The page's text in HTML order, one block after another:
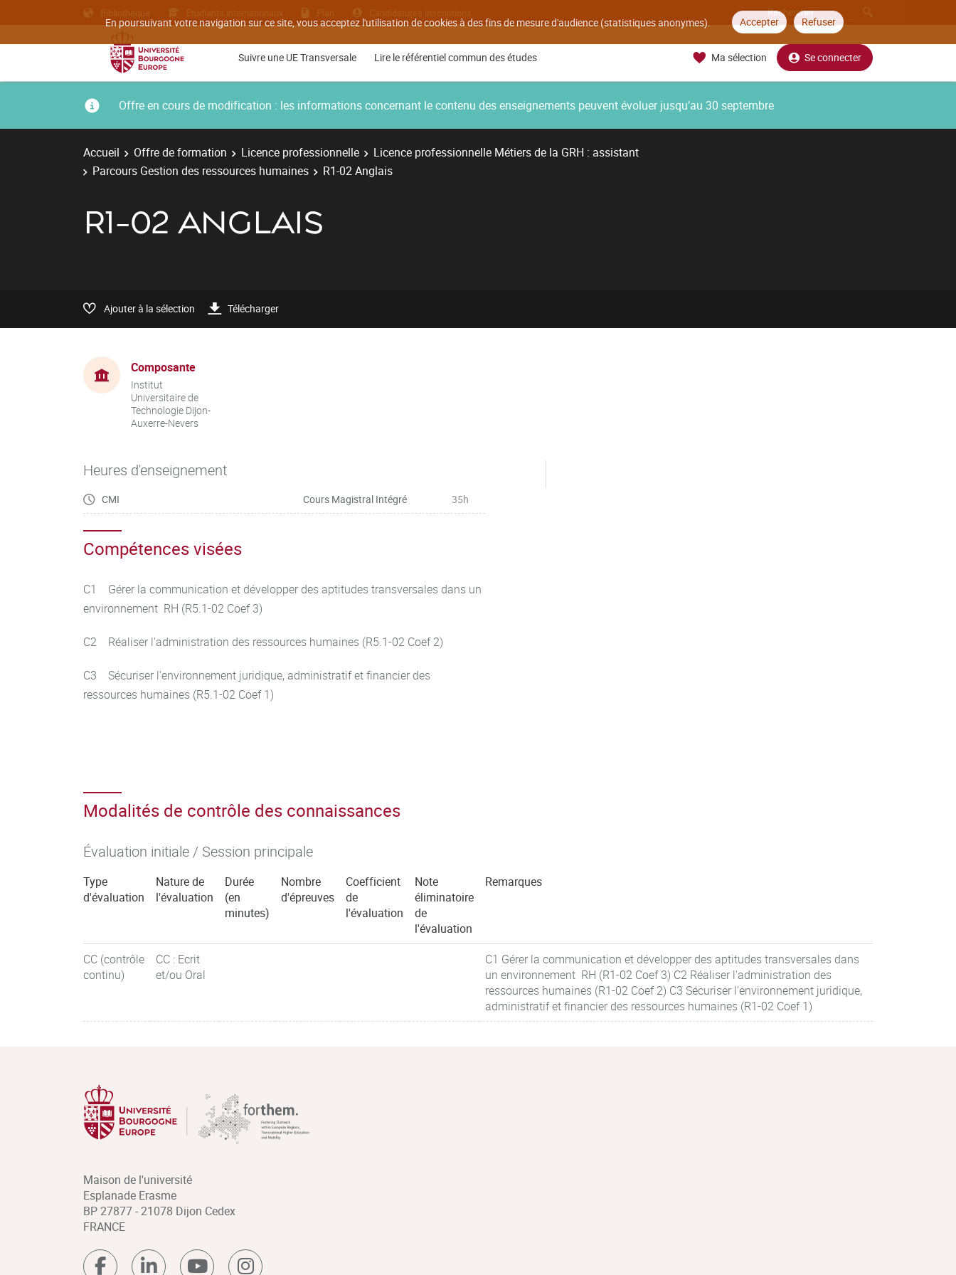
En poursuivant votre navigation sur ce site, vous acceptez l'utilisation de cookies à des fins de mesure d'audience (statistiques anonymes). Accepter Refuser
Bibliothèque Etudiants internationaux Plan Candidatures inscriptions
Suivre une UE Transversale Lire le référentiel commun des études Ma sélection Se connecter
Offre en cours de modification : les informations concernant le contenu des enseignements peuvent évoluer jusqu’au 30 septembre
Accueil Offre de formation Licence professionnelle
Licence professionnelle Métiers de la GRH : assistant
Parcours Gestion des ressources humaines
R1-02 Anglais
R1-02 ANGLAIS
Ajouter à la sélection Télécharger
Composante
Institut
Universitaire de
Technologie Dijon-
Auxerre-Nevers
Heures d'enseignement
CMI Cours Magistral Intégré 35h
Compétences visées
C1 Gérer la communication et développer des aptitudes transversales dans un
environnement RH (R5.1-02 Coef 3)
C2 Réaliser l'administration des ressources humaines (R5.1-02 Coef 2)
C3 Sécuriser l'environnement juridique, administratif et financier des
ressources humaines (R5.1-02 Coef 1)
Modalités de contrôle des connaissances
Évaluation initiale / Session principale
Type
d'évaluation
Nature de
l'évaluation
Durée
(en
minutes)
Nombre
d'épreuves
Coefficient
de
l'évaluation
Note
éliminatoire
de
l'évaluation
Remarques
CC (contrôle
continu)
CC : Ecrit
et/ou Oral
C1 Gérer la communication et développer des aptitudes transversales dans
un environnement RH (R1-02 Coef 3) C2 Réaliser l'administration des
ressources humaines (R1-02 Coef 2) C3 Sécuriser l'environnement juridique,
administratif et financier des ressources humaines (R1-02 Coef 1)
Maison de l'université
Esplanade Erasme
BP 27877 - 21078 Dijon Cedex
FRANCE